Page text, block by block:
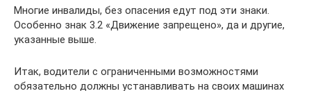
Многие инвалиды, без опасения едут под эти знаки.
Особенно знак 3.2 «Движение запрещено», да и другие,
указанные выше.
Итак, водители с ограниченными возможностями
обязательно должны устанавливать на своих машинах